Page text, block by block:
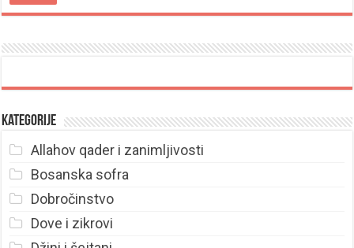
Kategorije
Allahov qader i zanimljivosti
Bosanska sofra
Dobročinstvo
Dove i zikrovi